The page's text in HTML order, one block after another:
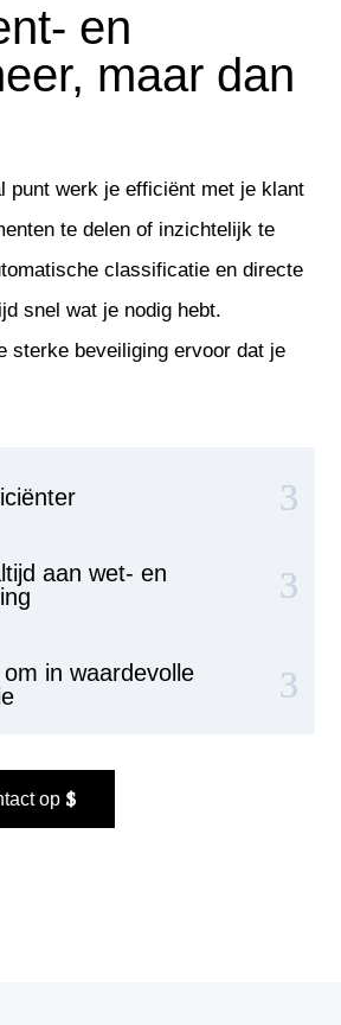
en
maar dan
punt werk je efficiënt met je klant
te delen of inzichtelijk te
classificatie en directe
snel wat je nodig hebt.
sterke beveiliging ervoor dat je
aan wet- en
in waardevolle
op